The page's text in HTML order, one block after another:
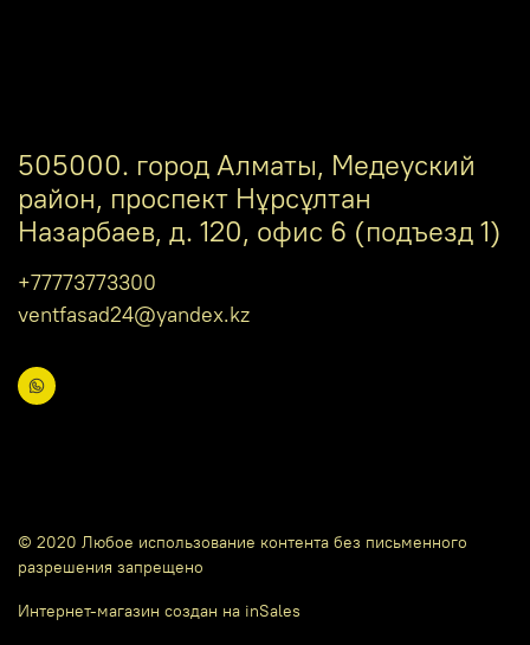
505000. город Алматы, Медеуский
район, проспект Нұрсұлтан
Назарбаев, д. 120, офис 6 (подъезд 1)
+77773773300
ventfasad24@yandex.kz
© 2020 Любое использование контента без письменного
разрешения запрещено
Интернет-магазин создан на inSales